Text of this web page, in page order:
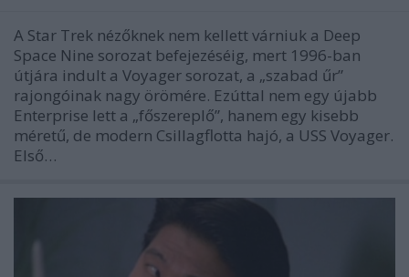
A Star Trek nézőknek nem kellett várniuk a Deep
Space Nine sorozat befejezéséig, mert 1996-ban
útjára indult a Voyager sorozat, a „szabad űr”
rajongóinak nagy örömére. Ezúttal nem egy újabb
Enterprise lett a „főszereplő”, hanem egy kisebb
méretű, de modern Csillagflotta hajó, a USS Voyager.
Első…